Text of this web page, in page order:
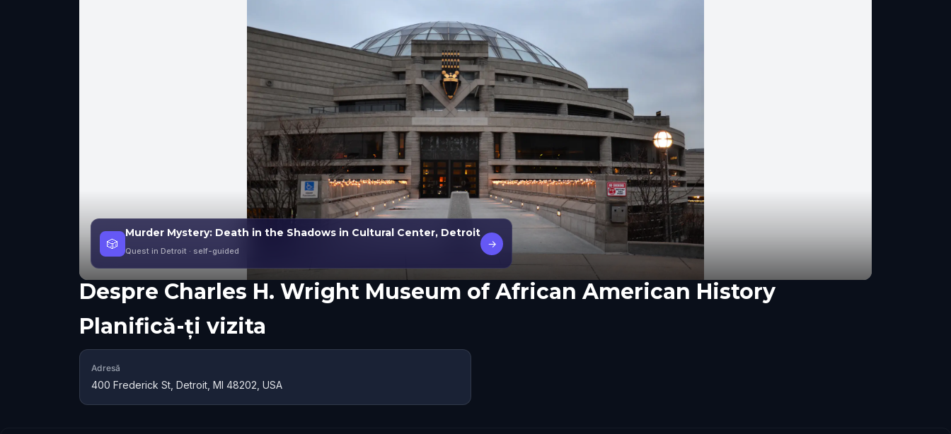
🎲
Murder Mystery: Death in the Shadows in Cultural Center, Detroit
Quest in Detroit · self-guided
→
Despre Charles H. Wright Museum of African American History
Planifică-ți vizita
Adresă
400 Frederick St, Detroit, MI 48202, USA